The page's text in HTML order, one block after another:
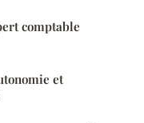
comptable
et